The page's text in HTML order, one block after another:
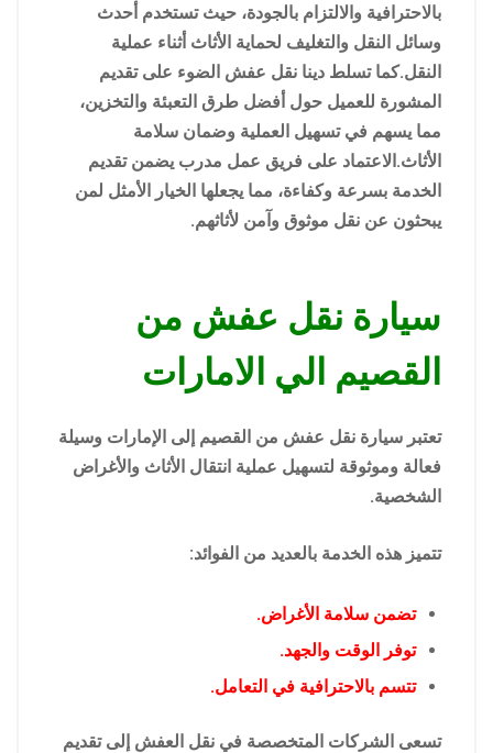
بالاحترافية والالتزام بالجودة، حيث تستخدم أحدث
وسائل النقل والتغليف لحماية الأثاث أثناء عملية
النقل.كما تسلط دينا نقل عفش الضوء على تقديم
المشورة للعميل حول أفضل طرق التعبئة والتخزين،
مما يسهم في تسهيل العملية وضمان سلامة
الأثاث.الاعتماد على فريق عمل مدرب يضمن تقديم
الخدمة بسرعة وكفاءة، مما يجعلها الخيار الأمثل لمن
يبحثون عن نقل موثوق وآمن لأثاثهم.
سيارة نقل عفش من
القصيم الي الامارات
تعتبر سيارة نقل عفش من القصيم إلى الإمارات وسيلة
فعالة وموثوقة لتسهيل عملية انتقال الأثاث والأغراض
الشخصية.
تتميز هذه الخدمة بالعديد من الفوائد:
تضمن سلامة الأغراض.
توفر الوقت والجهد.
تتسم بالاحترافية في التعامل.
تسعى الشركات المتخصصة في نقل العفش إلى تقديم